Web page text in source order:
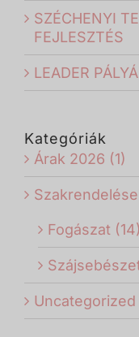
SZÉCHENYI
FEJLESZTÉS
LEADER
Kategóriák
Árak 2026 (1)
Fogászat (14)
Uncategorized